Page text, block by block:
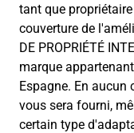
tant que
couverture de
DE PROPRIÉTÉ
marque
Espagne. En aucun
vous sera fourni,
certain type